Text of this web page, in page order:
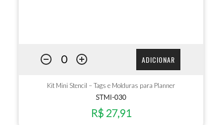
ADICIONAR
Kit Mini Stencil – Tags e Molduras para Planner
STMI-030
R$ 27,91